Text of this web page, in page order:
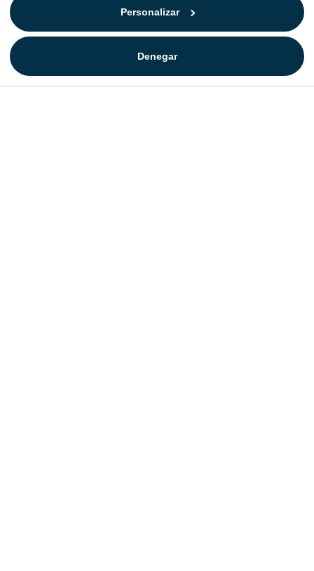
Personalizar
Denegar